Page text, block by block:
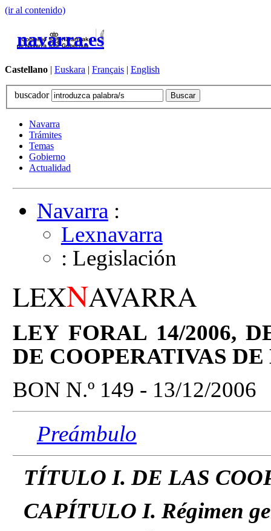
(ir al contenido)
navarra.es
Castellano | Euskara | Français | English
buscador
Navarra
Trámites
Temas
Gobierno
Actualidad
Navarra:
Lexnavarra
: Legislación
LEXNAVARRA
LEY FORAL 14/2006,
DE COOPERATIVAS DE
BON N.º 149 - 13/12/2006
Preámbulo
TÍTULO I. DE LAS
CAPÍTULO I. Régimen